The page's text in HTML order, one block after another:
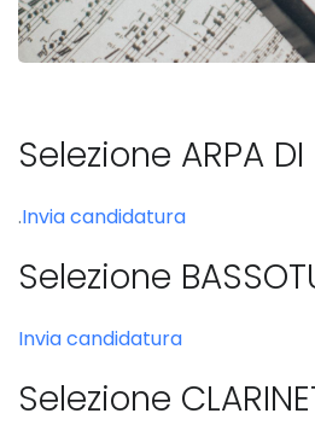
Selezione ARPA DI
.Invia candidatura
Selezione
Invia candidatura
Selezione